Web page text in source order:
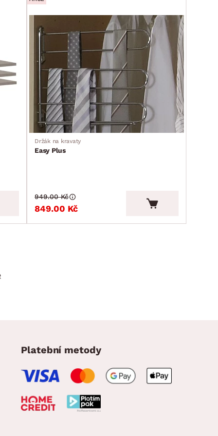
Držák na kravaty
Easy Plus
849.00 Kč
949.00 Kč
Platební metody